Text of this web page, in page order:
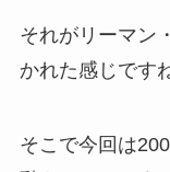
それがリーマン
かれた感じです
そこで今回は